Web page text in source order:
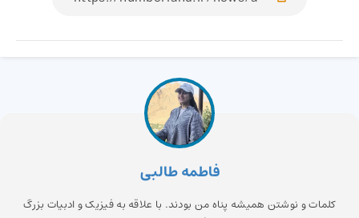
فاطمه طالبی
کلمات و نوشتن همیشه پناه من بودند. با علاقه به فیزیک و ادبیات بزرگ